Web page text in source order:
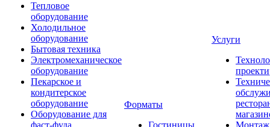
Тепловое
оборудование
Холодильное
оборудование
Бытовая техника
Электромеханическое
оборудование
Пекарское и
кондитерское
оборудование
Оборудование для
фаст-фуда
Форматы
Гостиницы
Услуги
Монтаж